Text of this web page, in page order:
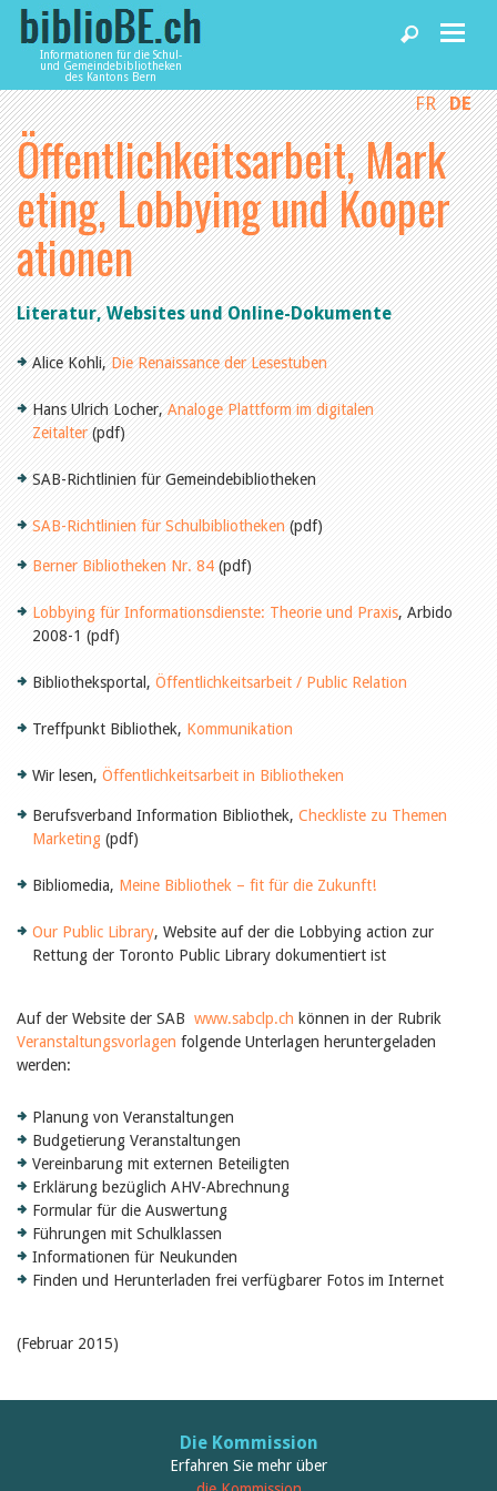
Informationen für die Schul-
und Gemeindebibliotheken
des Kantons Bern
Home
News und Fachbeiträge
Bibliotheken
Agenda
Dienstleistungen
biblioBE nutzen
FR DE
Öffentlichkeitsarbeit, Mark
eting, Lobbying und Kooper
ationen
Literatur, Websites und Online-Dokumente
Alice Kohli,Die Renaissance der Lesestuben
Hans Ulrich Locher,Analoge Plattform im digitalen
Zeitalter(pdf)
SAB-Richtlinien für Gemeindebibliotheken
SAB-Richtlinien für Schulbibliotheken (pdf)
Berner Bibliotheken Nr. 84 (pdf)
Lobbying für Informationsdienste: Theorie und Praxis, Arbido
2008-1 (pdf)
Bibliotheksportal, Öffentlichkeitsarbeit / Public Relation
Treffpunkt Bibliothek, Kommunikation
Wir lesen, Öffentlichkeitsarbeit in Bibliotheken
Berufsverband Information Bibliothek, Checkliste zu Themen
Marketing (pdf)
Bibliomedia, Meine Bibliothek – fit für die Zukunft!
Our Public Library, Website auf der die Lobbying action zur
Rettung der Toronto Public Library dokumentiert ist
Auf der Website der SAB www.sabclp.ch können in der Rubrik
Veranstaltungsvorlagen folgende Unterlagen heruntergeladen
werden:
Planung von Veranstaltungen
Budgetierung Veranstaltungen
Vereinbarung mit externen Beteiligten
Erklärung bezüglich AHV-Abrechnung
Formular für die Auswertung
Führungen mit Schulklassen
Informationen für Neukunden
Finden und Herunterladen frei verfügbarer Fotos im Internet
(Februar 2015)
Die Kommission
Erfahren Sie mehr über